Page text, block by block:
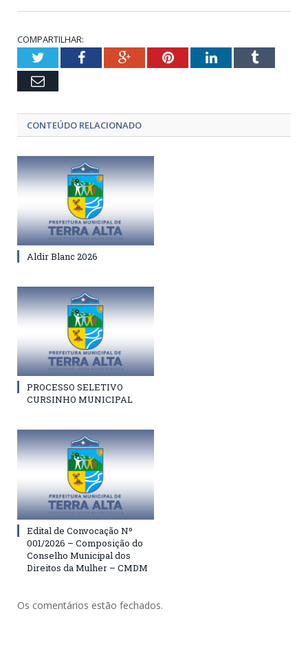
COMPARTILHAR:
TwitterFacebookGoogle+PinterestLinkedInTumblr
Email
CONTEÚDO RELACIONADO
Aldir Blanc 2026
PROCESSO SELETIVO
CURSINHO MUNICIPAL
Edital de Convocação Nº
001/2026 – Composição do
Conselho Municipal dos
Direitos da Mulher – CMDM
Os comentários estão fechados.